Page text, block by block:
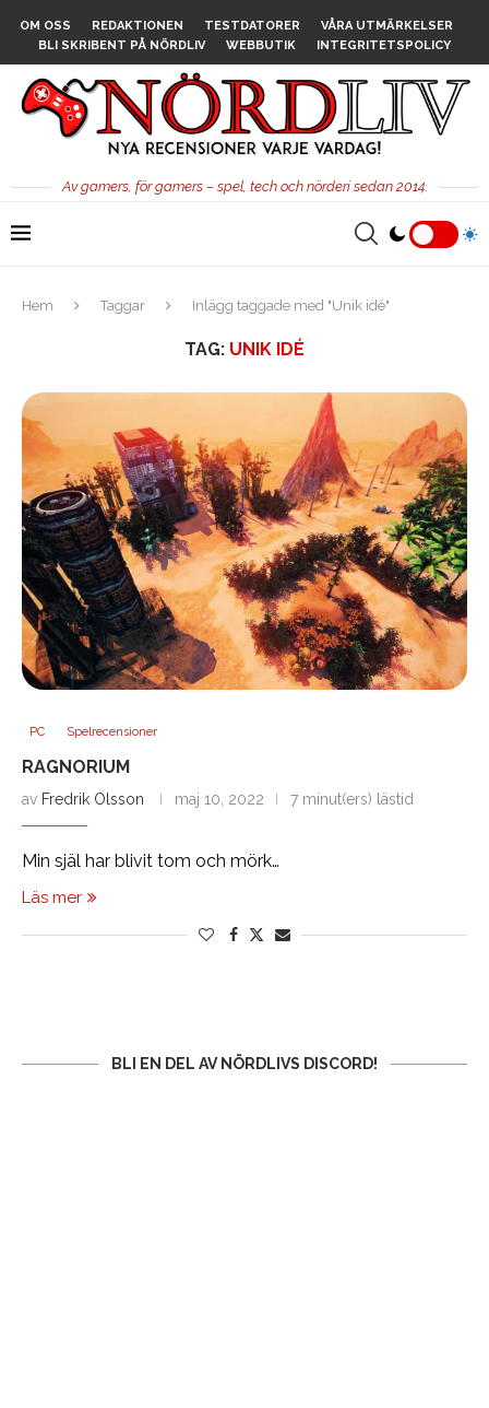
OM OSS REDAKTIONEN TESTDATORER
VÅRA UTMÄRKELSER
BLI SKRIBENT PÅ NÖRDLIV
WEBBUTIK INTEGRITETSPOLICY
Av gamers, för gamers – spel, tech och nörderi sedan 2014.
Hem Taggar Inlägg taggade med "Unik idé"
TAG: UNIK IDÉ
PC Spelrecensioner
RAGNORIUM
av Fredrik Olsson maj 10, 2022 7 minut(ers) lästid
Min själ har blivit tom och mörk…
Läs mer
BLI EN DEL AV NÖRDLIVS DISCORD!